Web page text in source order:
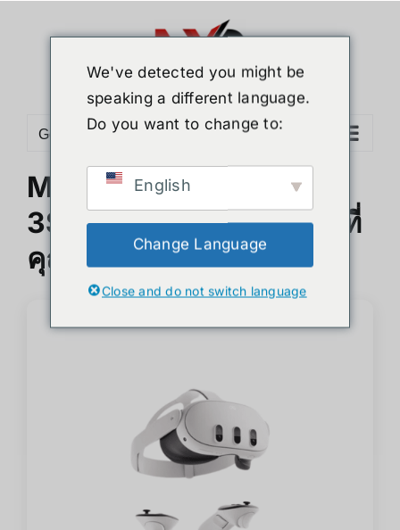
Go to...
Meta Quest 3 vs Quest
3S: อะไรคือความแตกต่างที่
คุณต้องรู้?
We've detected you might be
speaking a different language.
Do you want to change to:
English
Change Language
Close and do not switch language